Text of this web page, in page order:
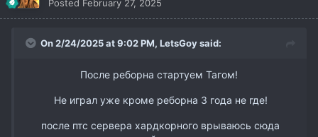
Posted February 27, 2025
On 2/24/2025 at 9:02 PM, LetsGoysaid:
После реборна стартуем Тагом!
Не играл уже кроме реборна 3 года не где!
после птс сервера хардкорного врываюсь сюда